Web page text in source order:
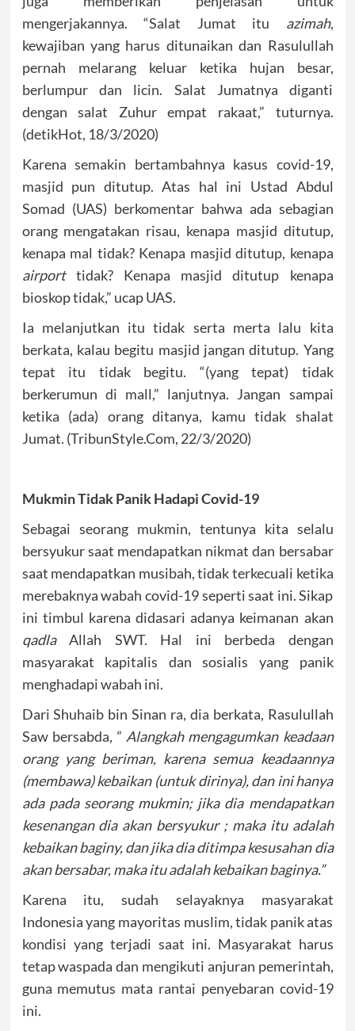
mengerjakannya. “Salat Jumat itu azimah,
kewajiban yang harus ditunaikan dan Rasulullah
pernah melarang keluar ketika hujan besar,
berlumpur dan licin. Salat Jumatnya diganti
dengan salat Zuhur empat rakaat,” tuturnya.
(detikHot, 18/3/2020)
Karena semakin bertambahnya kasus covid-19,
masjid pun ditutup. Atas hal ini Ustad Abdul
Somad (UAS) berkomentar bahwa ada sebagian
orang mengatakan risau, kenapa masjid ditutup,
kenapa mal tidak? Kenapa masjid ditutup, kenapa
airporttidak? Kenapa masjid ditutup kenapa
bioskop tidak,” ucap UAS.
Ia melanjutkan itu tidak serta merta lalu kita
berkata, kalau begitu masjid jangan ditutup. Yang
tepat itu tidak begitu. “(yang tepat) tidak
berkerumun di mall,” lanjutnya. Jangan sampai
ketika (ada) orang ditanya, kamu tidak shalat
Jumat. (TribunStyle.Com, 22/3/2020)
Mukmin Tidak Panik Hadapi Covid-19
Sebagai seorang mukmin, tentunya kita selalu
bersyukur saat mendapatkan nikmat dan bersabar
saat mendapatkan musibah, tidak terkecuali ketika
merebaknya wabah covid-19 seperti saat ini. Sikap
ini timbul karena didasari adanya keimanan akan
qadlaAllah SWT. Hal ini berbeda dengan
masyarakat kapitalis dan sosialis yang panik
menghadapi wabah ini.
Dari Shuhaib bin Sinan ra, dia berkata, Rasulullah
Saw bersabda, ” Alangkah mengagumkan keadaan
orang yang beriman, karena semua keadaannya
(membawa) kebaikan (untuk dirinya), dan ini hanya
ada pada seorang mukmin; jika dia mendapatkan
kesenangan dia akan bersyukur ; maka itu adalah
kebaikan baginy, dan jika dia ditimpa kesusahan dia
akan bersabar, maka itu adalah kebaikan baginya.”
Karena itu, sudah selayaknya masyarakat
Indonesia yang mayoritas muslim, tidak panik atas
kondisi yang terjadi saat ini. Masyarakat harus
tetap waspada dan mengikuti anjuran pemerintah,
guna memutus mata rantai penyebaran covid-19
ini.